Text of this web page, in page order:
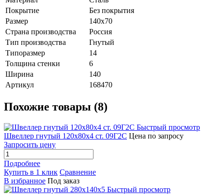
Покрытие
Без покрытия
Размер
140х70
Страна производства
Россия
Тип производства
Гнутый
Типоразмер
14
Толщина стенки
6
Ширина
140
Артикул
168470
Похожие товары (8)
Быстрый просмотр
Швеллер гнутый 120х80х4 ст. 09Г2С Цена по запросу
Запросить цену
Подробнее
Купить в 1 клик Сравнение
В избранное Под заказ
Быстрый просмотр